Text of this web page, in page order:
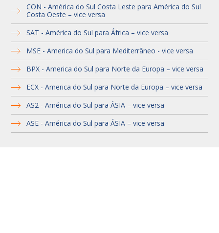
CON - América do Sul Costa Leste para América do Sul
Costa Oeste – vice versa
SAT - América do Sul para África – vice versa
MSE - America do Sul para Mediterrâneo - vice versa
BPX - America do Sul para Norte da Europa – vice versa
ECX - America do Sul para Norte da Europa – vice versa
AS2 - América do Sul para ÁSIA – vice versa
ASE - América do Sul para ÁSIA – vice versa